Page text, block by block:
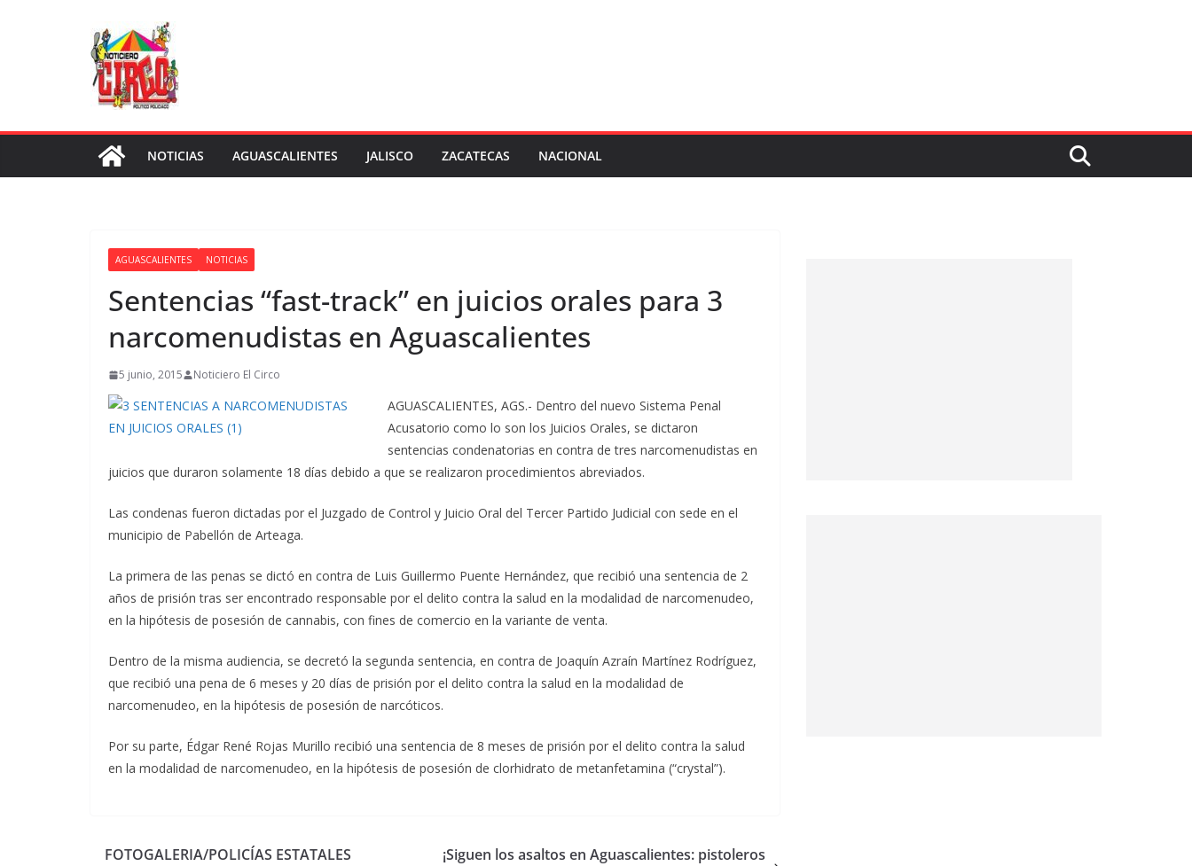
NOTICIAS AGUASCALIENTES JALISCO ZACATECAS NACIONAL
AGUASCALIENTES NOTICIAS
Sentencias “fast-track” en juicios orales para 3
narcomenudistas en Aguascalientes
5 junio, 2015 Noticiero El Circo
AGUASCALIENTES, AGS.- Dentro del nuevo Sistema Penal
Acusatorio como lo son los Juicios Orales, se dictaron
sentencias condenatorias en contra de tres narcomenudistas en
juicios que duraron solamente 18 días debido a que se realizaron procedimientos abreviados.
Las condenas fueron dictadas por el Juzgado de Control y Juicio Oral del Tercer Partido Judicial con sede en el
municipio de Pabellón de Arteaga.
La primera de las penas se dictó en contra de Luis Guillermo Puente Hernández, que recibió una sentencia de 2
años de prisión tras ser encontrado responsable por el delito contra la salud en la modalidad de narcomenudeo,
en la hipótesis de posesión de cannabis, con fines de comercio en la variante de venta.
Dentro de la misma audiencia, se decretó la segunda sentencia, en contra de Joaquín Azraín Martínez Rodríguez,
que recibió una pena de 6 meses y 20 días de prisión por el delito contra la salud en la modalidad de
narcomenudeo, en la hipótesis de posesión de narcóticos.
Por su parte, Édgar René Rojas Murillo recibió una sentencia de 8 meses de prisión por el delito contra la salud
en la modalidad de narcomenudeo, en la hipótesis de posesión de clorhidrato de metanfetamina (“crystal”).
FOTOGALERIA/POLICÍAS ESTATALES
¡Siguen los asaltos en Aguascalientes: pistoleros